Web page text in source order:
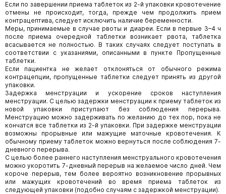
Если по завершении приема таблеток из 2-й упаковки кровотечение
отмены не происходит, тогда, прежде чем продолжить прием
контрацептива, следует исключить наличие беременности.
Меры, принимаемые в случае рвоты и диареи. Если в первые 3–4 ч
после приема очередной таблетки возникает рвота, таблетка
всасывается не полностью. В таких случаях следует поступать в
соответствии с указаниями, описанными в пункте Пропущенные
таблетки.
Если пациентка не желает отклоняться от обычного режима
контрацепции, пропущенные таблетки следует принять из другой
упаковки.
Задержка менструации и ускорение сроков наступления
менструации. С целью задержки менструации к приему таблеток из
новой упаковки приступают без соблюдения перерыва.
Менструацию можно задерживать по желанию до тех пор, пока не
кончатся все таблетки из 2-й упаковки. При задержке менструации
возможны прорывные или мажущие маточные кровотечения. К
обычному приему таблеток можно вернуться после соблюдения 7-
дневного перерыва.
С целью более раннего наступления менструального кровотечения
можно укоротить 7-дневный перерыв на желаемое число дней. Чем
короче перерыв, тем более вероятно возникновение прорывных
или мажущих кровотечений во время приема таблеток из
следующей упаковки (подобно случаям с задержкой менструации).